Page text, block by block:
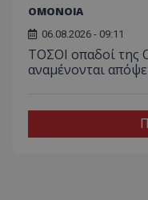
ΟΜΟΝΟΙΑ
06.08.2026 - 09:11
ΤΟΣΟΙ οπαδοί της
αναμένονται